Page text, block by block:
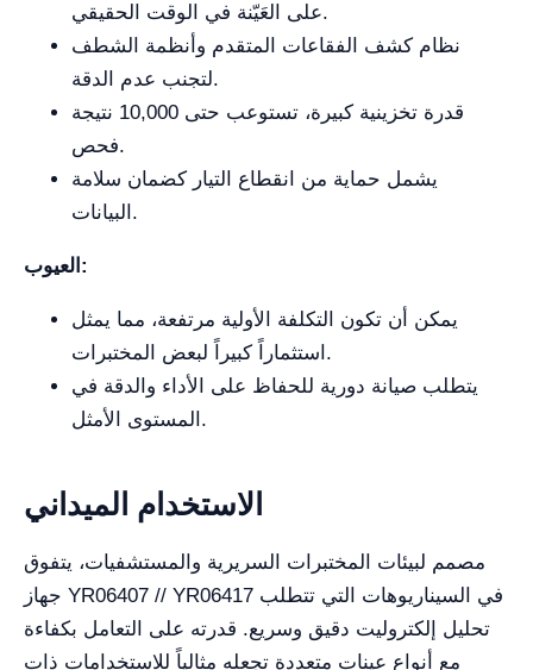
على العَيّنة في الوقت الحقيقي.
نظام كشف الفقاعات المتقدم وأنظمة الشطف
لتجنب عدم الدقة.
قدرة تخزينية كبيرة، تستوعب حتى 10,000 نتيجة
فحص.
يشمل حماية من انقطاع التيار كضمان سلامة
البيانات.
العيوب:
يمكن أن تكون التكلفة الأولية مرتفعة، مما يمثل
استثماراً كبيراً لبعض المختبرات.
يتطلب صيانة دورية للحفاظ على الأداء والدقة في
المستوى الأمثل.
الاستخدام الميداني
مصمم لبيئات المختبرات السريرية والمستشفيات، يتفوق
جهاز YR06407 // YR06417 في السيناريوهات التي تتطلب
تحليل إلكتروليت دقيق وسريع. قدرته على التعامل بكفاءة
مع أنواع عينات متعددة تجعله مثالياً للاستخدامات ذات